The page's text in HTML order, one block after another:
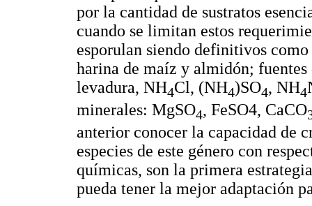
por la cantidad de sustratos
cuando se limitan estos
esporulan siendo definitivos
harina de maíz y almidón;
levadura, NH4Cl, (NH4)SO4, NH4
minerales: MgSO4, FeSO4, CaCO
anterior conocer la capacidad de
especies de este género con
químicas, son la primera
pueda tener la mejor adaptación